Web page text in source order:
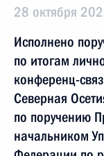
28 октября
Исполнено
по итогам
конференц-
Северная
по поручению
начальником